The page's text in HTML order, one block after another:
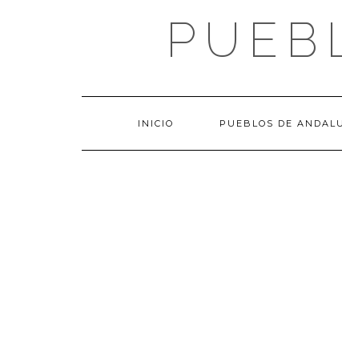
INICIO PUEBLOS DE